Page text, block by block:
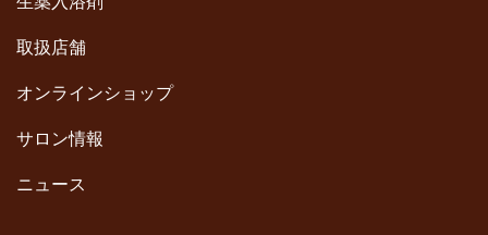
取扱店舗
オンラインショップ
サロン情報
ニュース